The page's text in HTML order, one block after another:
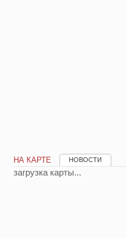
НА КАРТЕ НОВОСТИ
загрузка карты...